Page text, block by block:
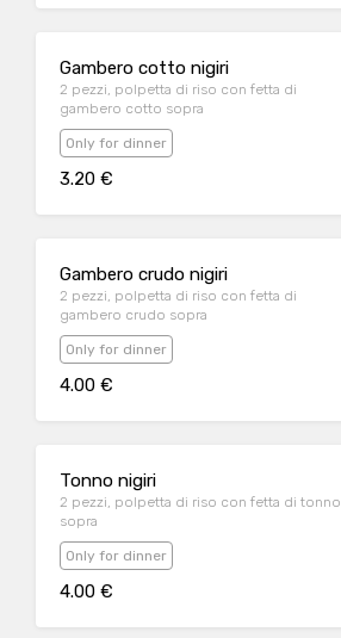
Gambero cotto nigiri
2 pezzi, polpetta di riso con fetta di
gambero cotto sopra
Only for dinner
3.20 €
Gambero crudo nigiri
2 pezzi, polpetta di riso con fetta di
gambero crudo sopra
Only for dinner
4.00 €
Tonno nigiri
2 pezzi, polpetta di riso con fetta di tonno
sopra
Only for dinner
4.00 €